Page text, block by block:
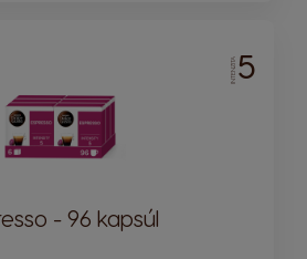
INTENZITA5
Espresso - 96 kapsúl